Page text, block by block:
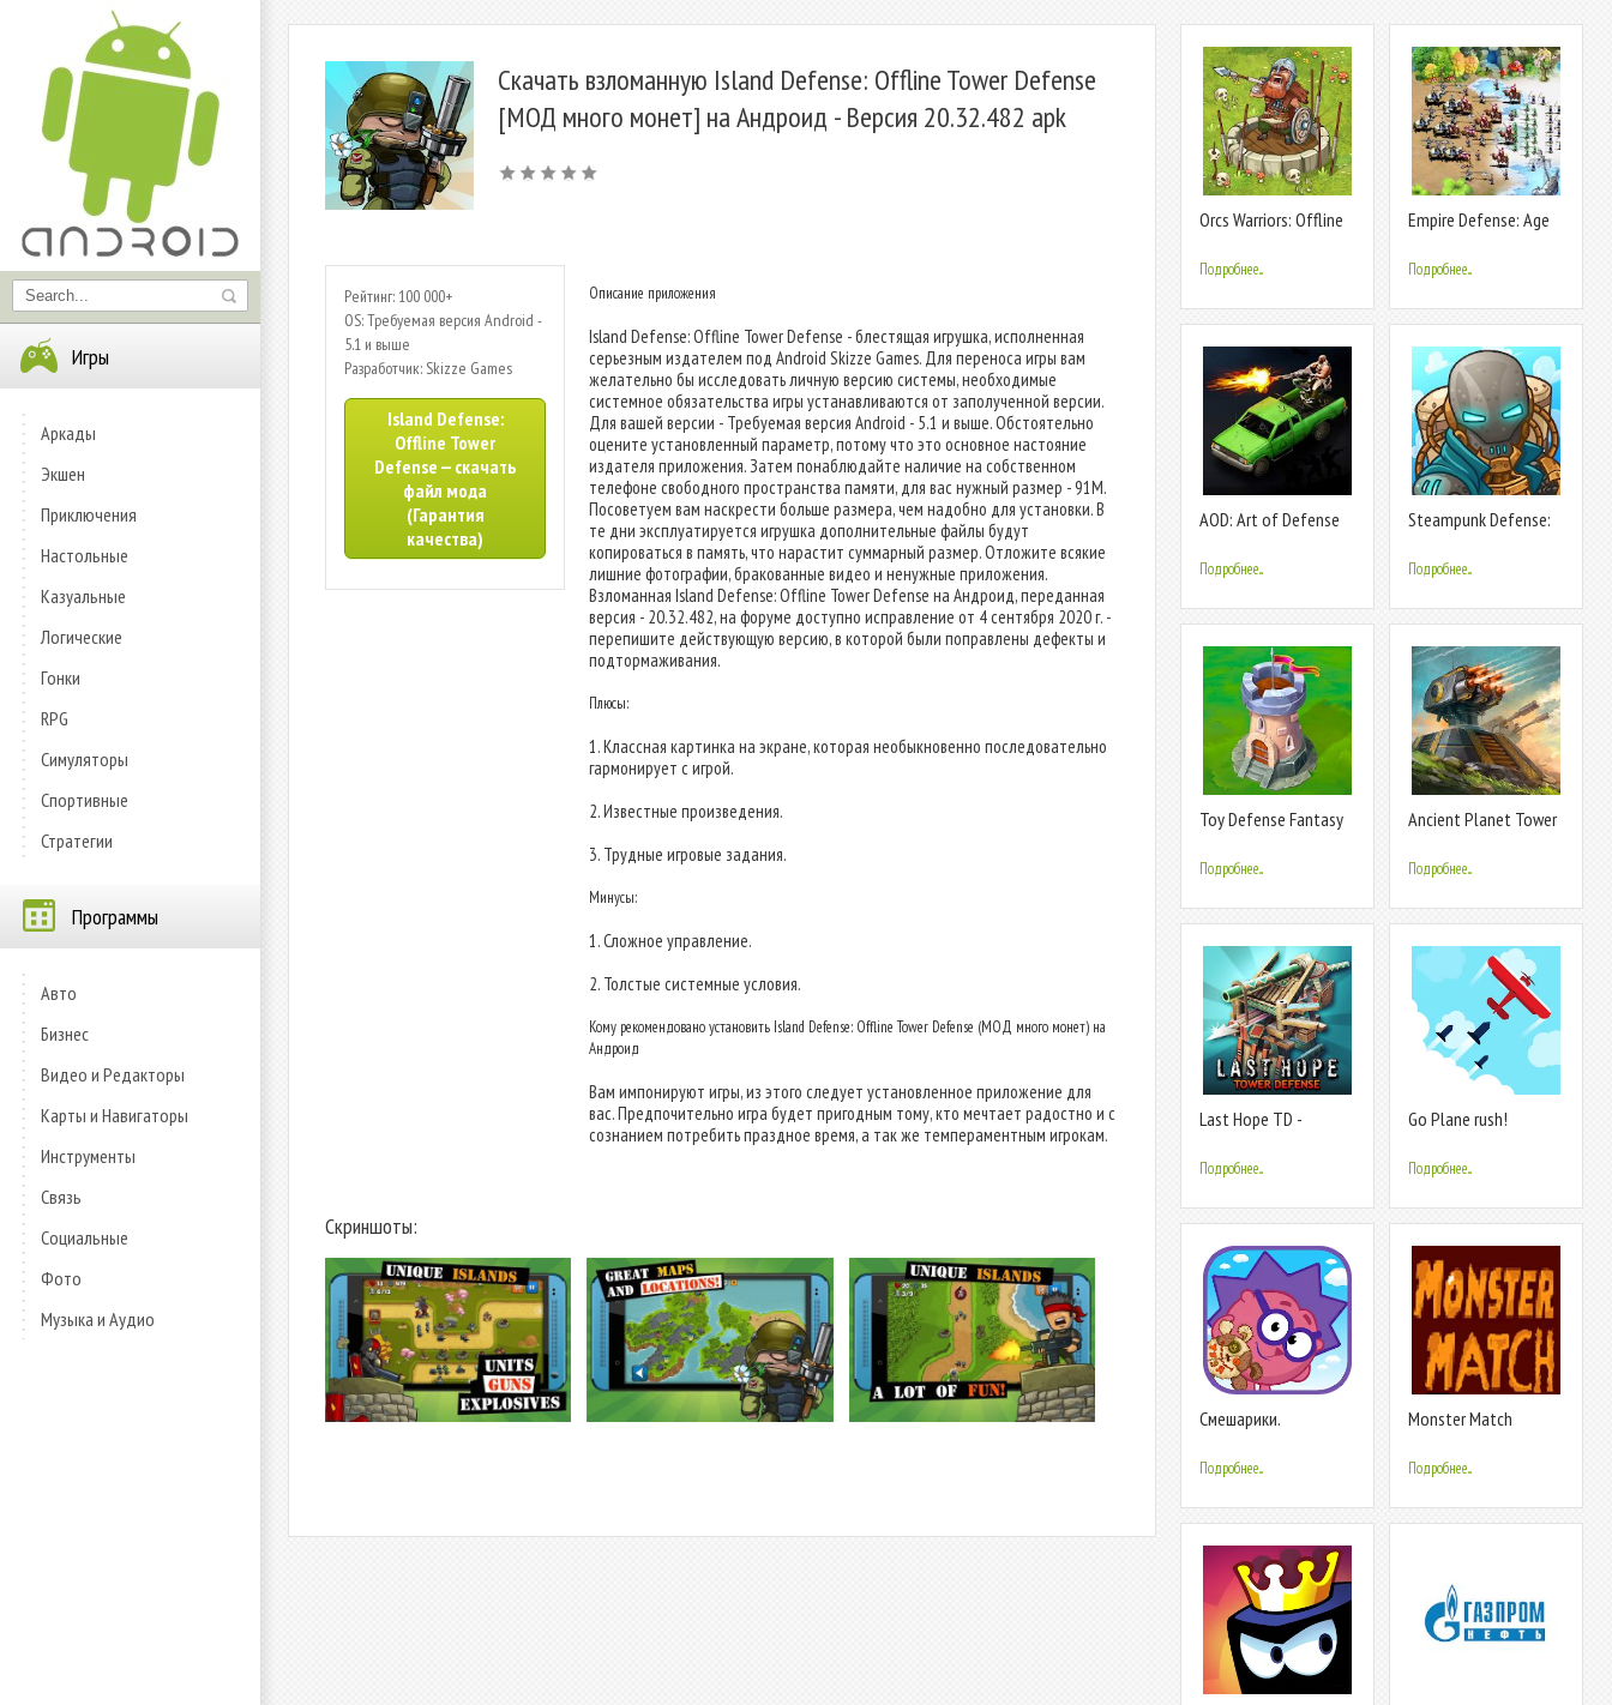
Игры
Аркады
Экшен
Приключения
Настольные
Казуальные
Логические
Гонки
RPG
Симуляторы
Спортивные
Стратегии
Программы
Авто
Бизнес
Видео и Редакторы
Карты и Навигаторы
Инструменты
Связь
Социальные
Фото
Музыка и Аудио
Скачать взломанную Island Defense: Offline Tower Defense
[МОД много монет] на Андроид - Версия 20.32.482 apk
Рейтинг: 100 000+
OS: Требуемая версия Android -
5.1 и выше
Разработчик: Skizze Games
Island Defense:
Offline Tower
Defense — скачать
файл мода
(Гарантия
качества)
Описание приложения
Island Defense: Offline Tower Defense - блестящая игрушка, исполненная
серьезным издателем под Android Skizze Games. Для переноса игры вам
желательно бы исследовать личную версию системы, необходимые
системное обязательства игры устанавливаются от заполученной версии.
Для вашей версии - Требуемая версия Android - 5.1 и выше. Обстоятельно
оцените установленный параметр, потому что это основное настояние
издателя приложения. Затем понаблюдайте наличие на собственном
телефоне свободного пространства памяти, для вас нужный размер - 91M.
Посоветуем вам наскрести больше размера, чем надобно для установки. В
те дни эксплуатируется игрушка дополнительные файлы будут
копироваться в память, что нарастит суммарный размер. Отложите всякие
лишние фотографии, бракованные видео и ненужные приложения.
Взломанная Island Defense: Offline Tower Defense на Андроид, переданная
версия - 20.32.482, на форуме доступно исправление от 4 сентября 2020 г. -
перепишите действующую версию, в которой были поправлены дефекты и
подтормаживания.
Плюсы:
1. Классная картинка на экране, которая необыкновенно последовательно
гармонирует с игрой.
2. Известные произведения.
3. Трудные игровые задания.
Минусы:
1. Сложное управление.
2. Толстые системные условия.
Кому рекомендовано установить Island Defense: Offline Tower Defense (МОД много монет) на
Андроид
Вам импонируют игры, из этого следует установленное приложение для
вас. Предпочительно игра будет пригодным тому, кто мечтает радостно и с
сознанием потребить праздное время, а так же темпераментным игрокам.
Скриншоты:
Orcs Warriors: Offline
Подробнее...
Empire Defense: Age
Defense
Подробнее...
AOD: Art of Defense
Game
Подробнее...
Steampunk Defense:
Подробнее...
Toy Defense Fantasy
Game
Подробнее...
Ancient Planet Tower
Подробнее...
Last Hope TD -
Defense Games
Offline
Подробнее...
Go Plane rush!
Подробнее...
Смешарики.
Подробнее...
Monster Match
Подробнее...